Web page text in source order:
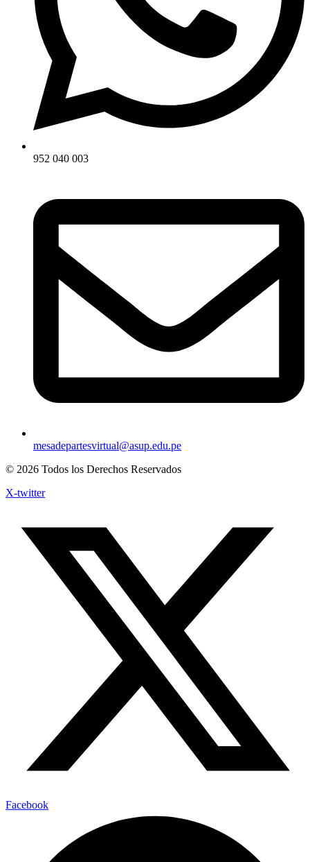
952 040 003
mesadepartesvirtual@asup.edu.pe
© 2026 Todos los Derechos Reservados
X-twitter
Facebook